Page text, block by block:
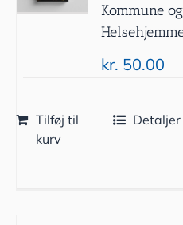
Kommune
kr. 50.00
Tilføj til
kurv
Detaljer